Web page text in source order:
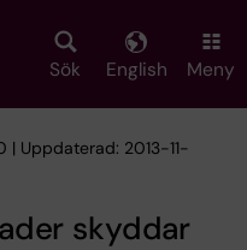
Sök English Meny
Uppdaterad: 2013-11-
skyddar